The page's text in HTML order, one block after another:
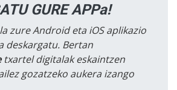
GURE APPa!
zure Android eta iOS aplikazio
deskargatu. Bertan
txartel digitalak eskaintzen
gozatzeko aukera izango